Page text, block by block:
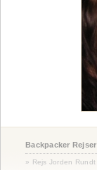
Backpacker Rejser
» Rejs Jorden Rundt